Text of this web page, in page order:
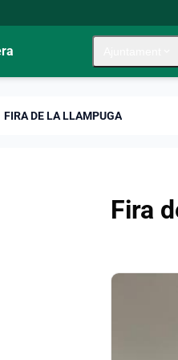
FIRA DE LA LLAMPUGA
Fira